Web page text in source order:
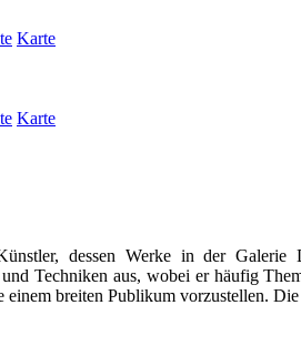
Karte
Karte
dessen Werke in der
Techniken aus, wobei er häufig
einem breiten Publikum vorzustellen.